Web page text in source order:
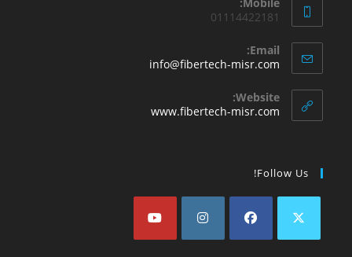
01114422181
Email:
info@fibertech-misr.com
Website:
www.fibertech-misr.com
Follow Us!